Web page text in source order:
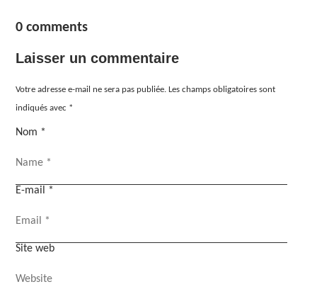
0 comments
Laisser un commentaire
Votre adresse e-mail ne sera pas publiée. Les champs obligatoires sont
indiqués avec *
Nom *
E-mail *
Site web